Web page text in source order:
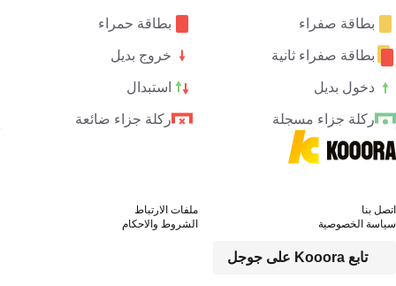
بطاقة صفراء بطاقة حمراء
بطاقة صفراء ثانية خروج بديل
دخول بديل استبدال
ركلة جزاء مسجلة ركلة جزاء ضائعة
تابع Kooora على جوجل
اتصل بنا
ملفات الارتباط
سياسة الخصوصية
الشروط والاحكام